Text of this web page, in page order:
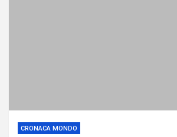
CRONACA MONDO